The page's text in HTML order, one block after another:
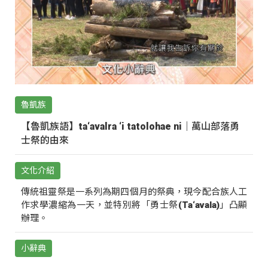
魯凱族
【魯凱族語】ta‘avalra ‘i tatolohae ni｜萬山部落勇
士祭的由來
文化介紹
傳統祖靈祭是一系列為期四個月的祭典，現今配合族人工
作求學濃縮為一天，並特別將「勇士祭(Ta‘avala)」凸顯
辦理。
小辭典